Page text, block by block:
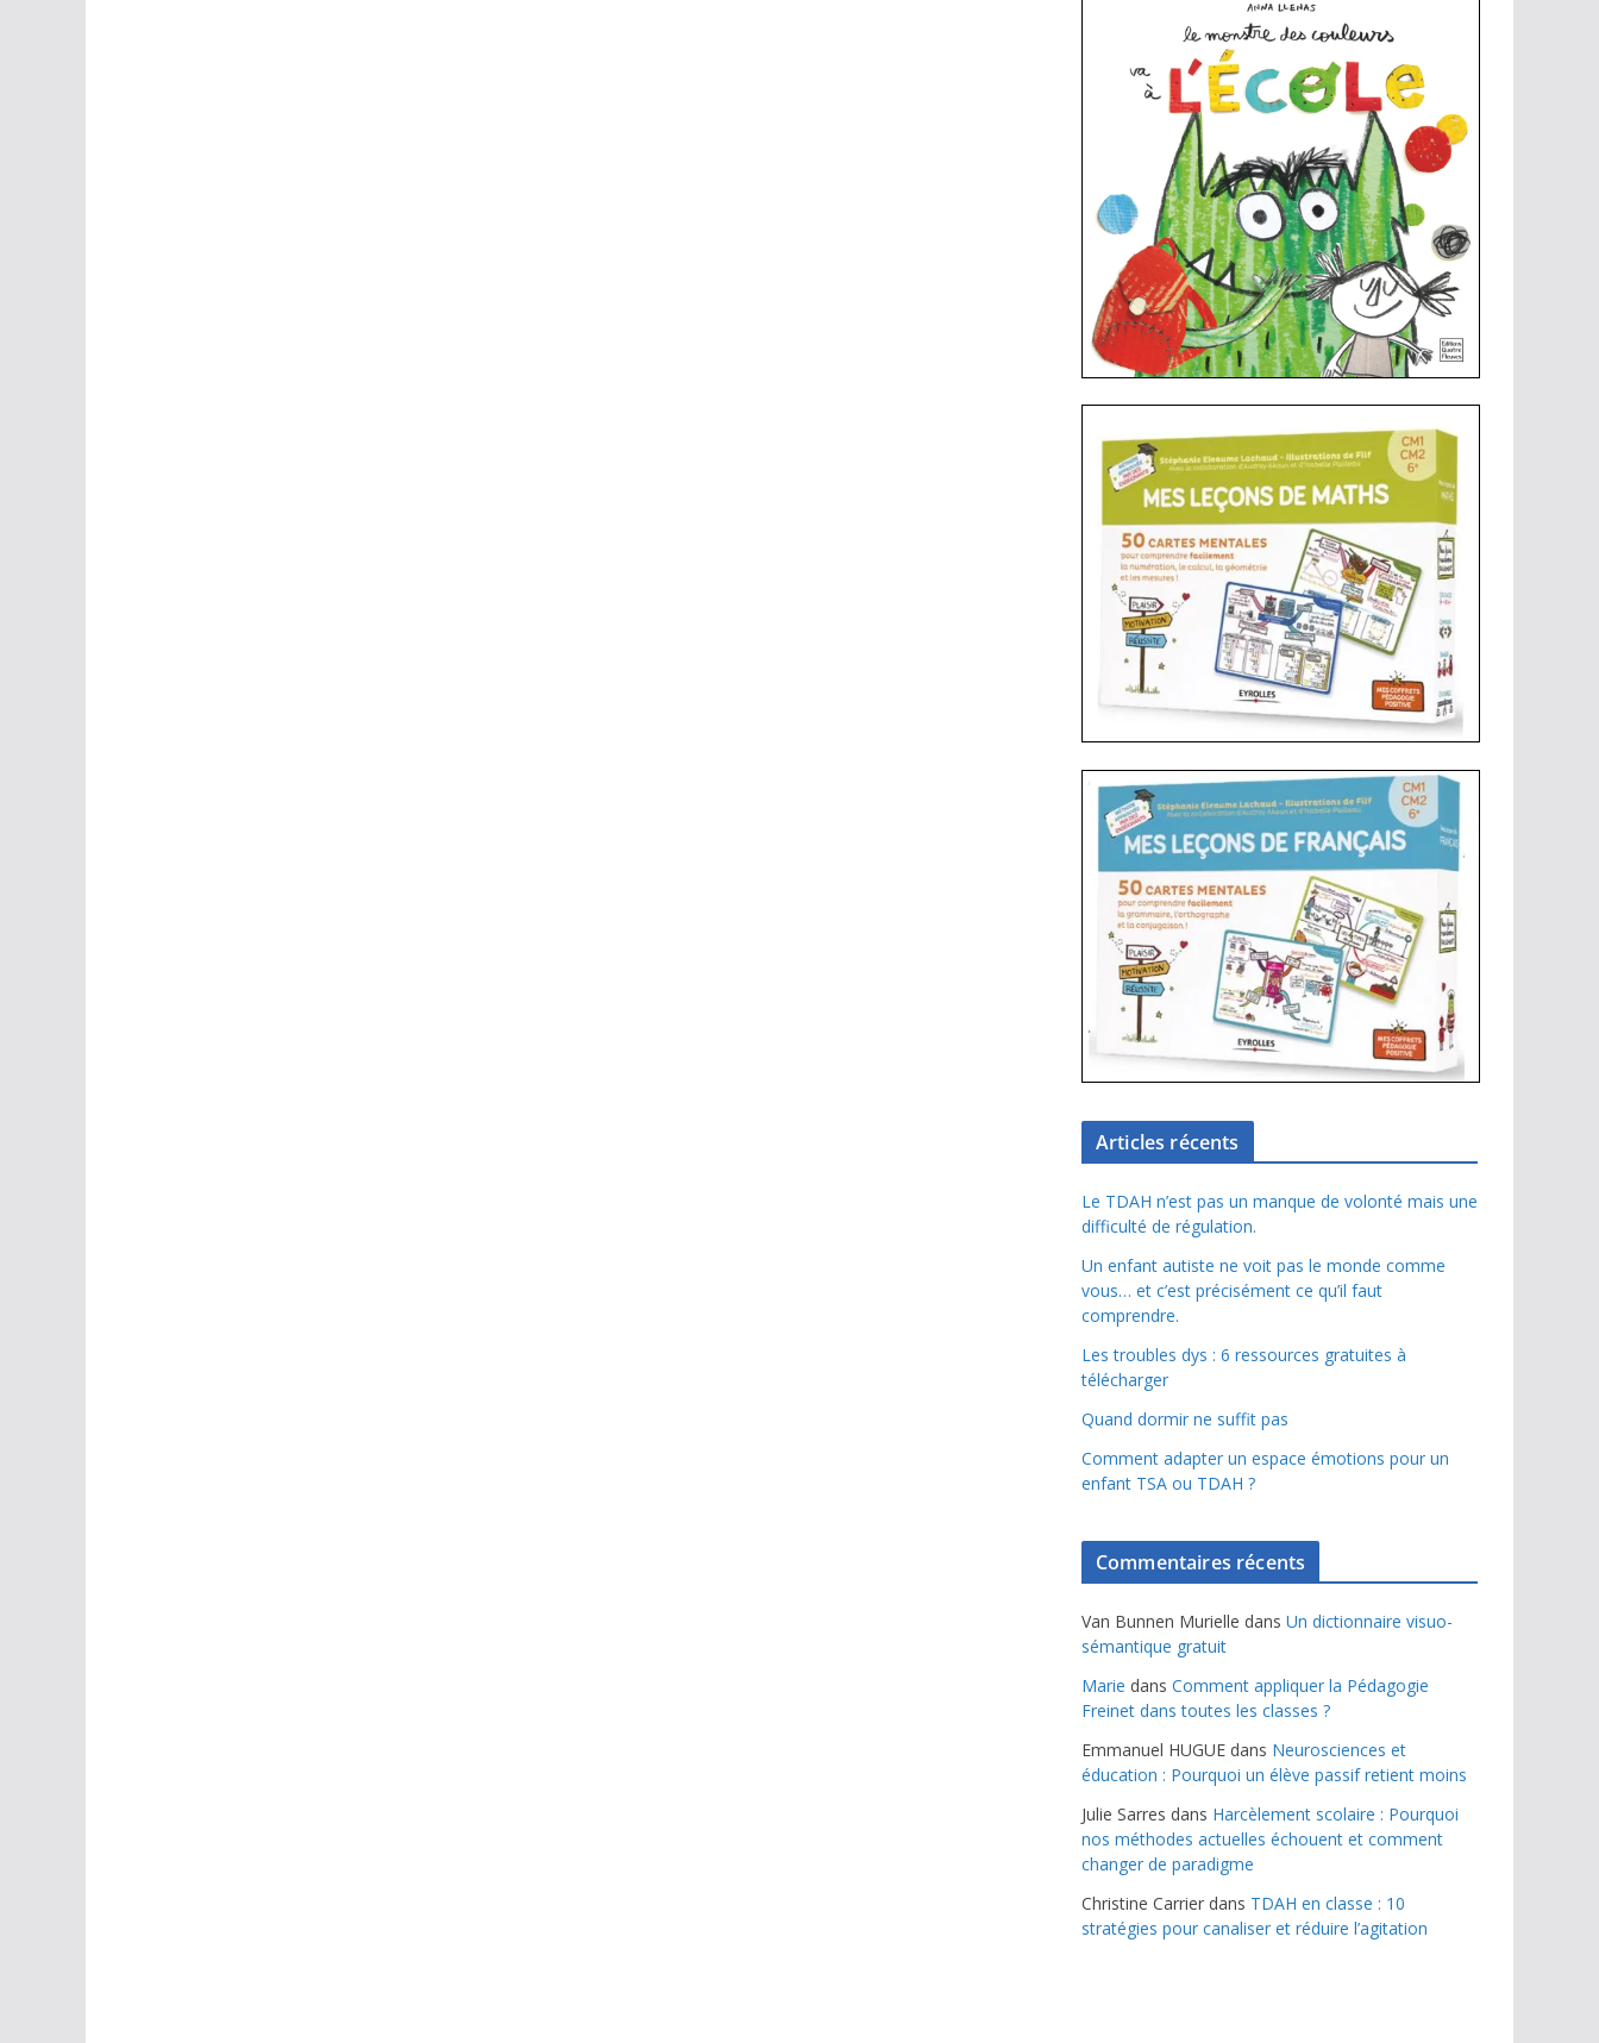
Articles récents
Le TDAH n’est pas un manque de volonté mais une
difficulté de régulation.
Un enfant autiste ne voit pas le monde comme
vous… et c’est précisément ce qu’il faut
comprendre.
Les troubles dys : 6 ressources gratuites à
télécharger
Quand dormir ne suffit pas
Comment adapter un espace émotions pour un
enfant TSA ou TDAH ?
Commentaires récents
Van Bunnen Murielle dans Un dictionnaire visuo-
sémantique gratuit
Marie dans Comment appliquer la Pédagogie
Freinet dans toutes les classes ?
Emmanuel HUGUE dans Neurosciences et
éducation : Pourquoi un élève passif retient moins
Julie Sarres dans Harcèlement scolaire : Pourquoi
nos méthodes actuelles échouent et comment
changer de paradigme
Christine Carrier dans TDAH en classe : 10
stratégies pour canaliser et réduire l’agitation